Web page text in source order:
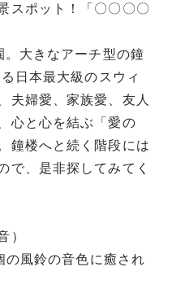
スポット！「〇〇〇〇
大きなアーチ型の鐘
日本最大級のスウィ
夫婦愛、家族愛、友人
心と心を結ぶ「愛の
鐘楼へと続く階段には
で、是非探してみてく
）
の風鈴の音色に癒され